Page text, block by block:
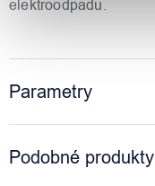
elektroodpadu.
Parametry
Podobné produkty